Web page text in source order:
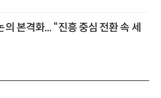
본격화... “진흥 중심 전환 속 세